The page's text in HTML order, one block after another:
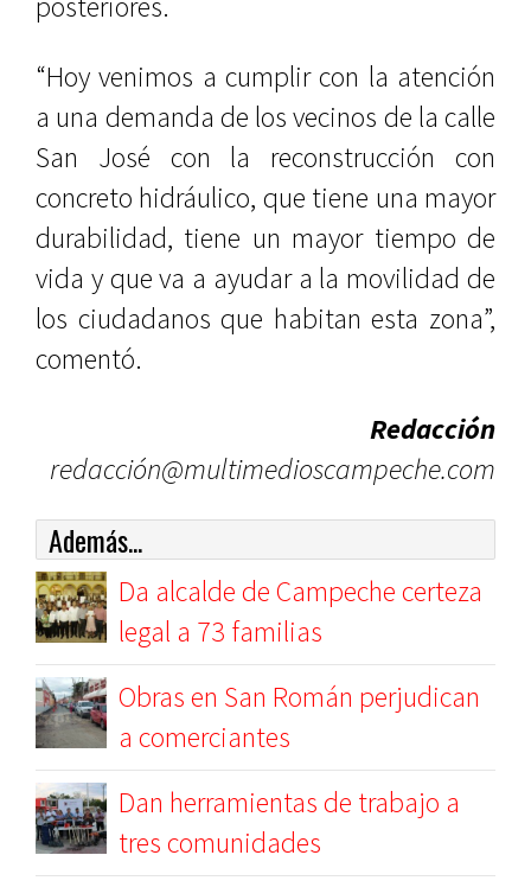
“Hoy venimos a cumplir con la atención
a una demanda de los vecinos de la calle
San José con la reconstrucción con
concreto hidráulico, que tiene una mayor
durabilidad, tiene un mayor tiempo de
vida y que va a ayudar a la movilidad de
los ciudadanos que habitan esta zona”,
comentó.
Redacción
redacción@multimedioscampeche.com
Además...
Da alcalde de Campeche certeza
legal a 73 familias
Obras en San Román perjudican
a comerciantes
Dan herramientas de trabajo a
tres comunidades